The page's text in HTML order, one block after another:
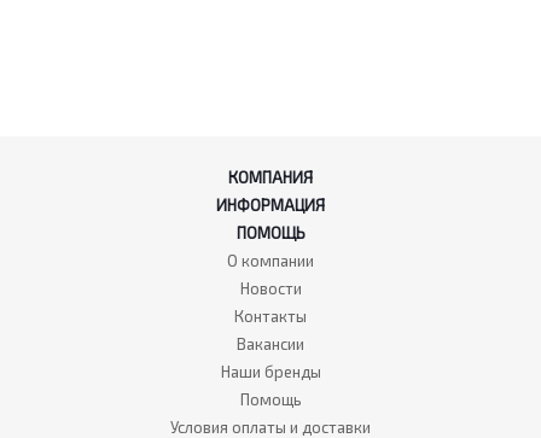
КОМПАНИЯ
ИНФОРМАЦИЯ
ПОМОЩЬ
О компании
Новости
Контакты
Вакансии
Наши бренды
Помощь
Условия оплаты и доставки